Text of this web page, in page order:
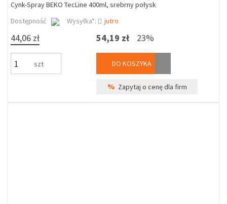
Cynk-Spray BEKO TecLine 400ml, srebrny połysk
Dostępność
Wysyłka*: jutro
44,06 zł
szt
54,19 zł 23%
DO KOSZYKA
% Zapytaj o cenę dla firm